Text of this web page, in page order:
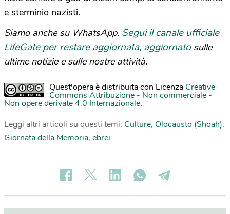
e sterminio nazisti.
Siamo anche su WhatsApp. Segui il canale ufficiale
LifeGate per restare aggiornata, aggiornato sulle
ultime notizie e sulle nostre attività.
Quest'opera è distribuita con Licenza Creative
Commons Attribuzione - Non commerciale -
Non opere derivate 4.0 Internazionale.
Leggi altri articoli su questi temi: Culture, Olocausto (Shoah),
Giornata della Memoria, ebrei